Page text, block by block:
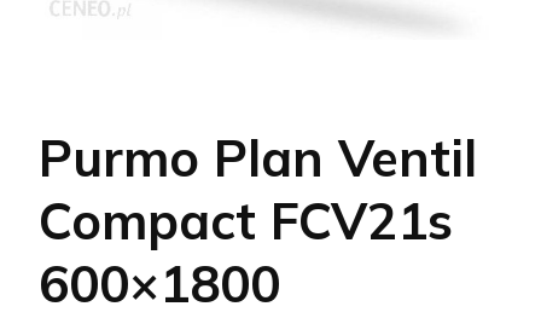
Purmo Plan Ventil
Compact FCV21s
600×1800